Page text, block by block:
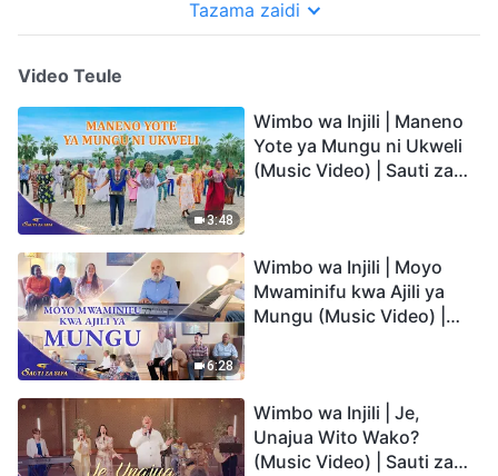
Tazama zaidi
Video Teule
3:48
Wimbo wa Injili | Maneno
Yote ya Mungu ni Ukweli
(Music Video) | Sauti za
6:28
Wimbo wa Injili | Moyo
Mwaminifu kwa Ajili ya
Mungu (Music Video) |
Wimbo wa Injili | Je,
Unajua Wito Wako?
(Music Video) | Sauti za